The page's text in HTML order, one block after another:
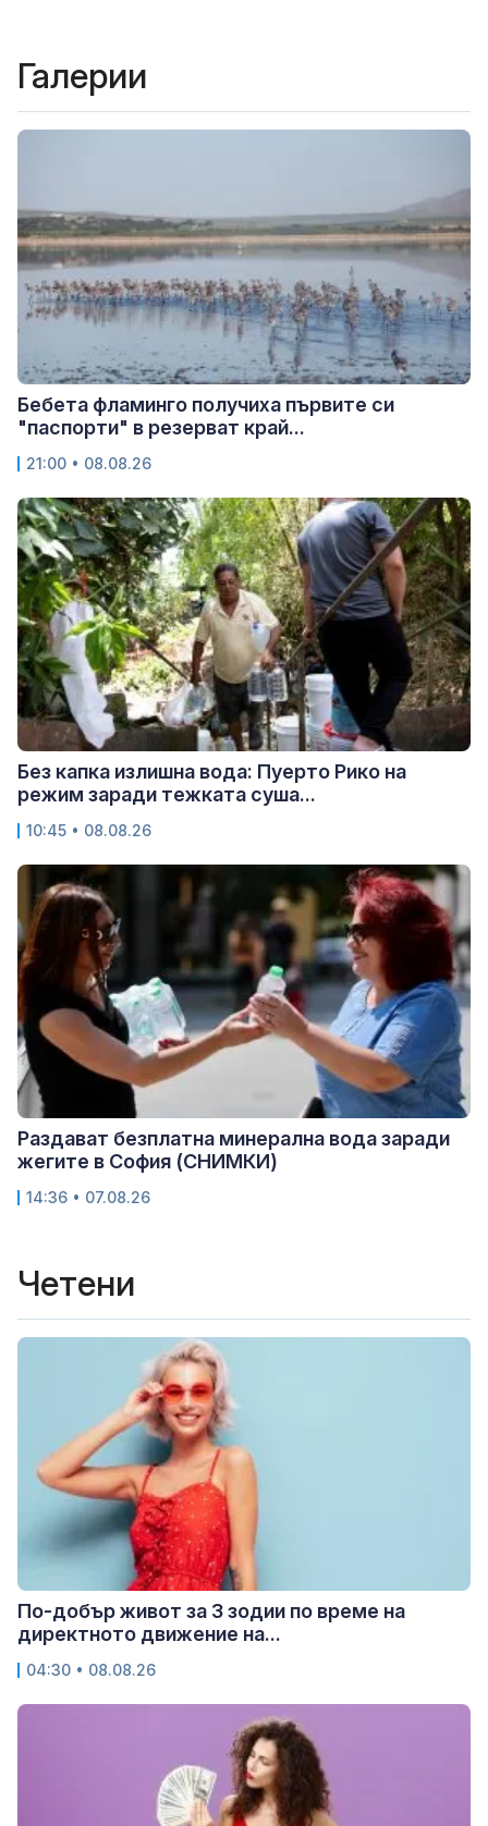
Галерии
Бебета фламинго получиха първите си
"паспорти" в резерват край...
21:00 • 08.08.26
Без капка излишна вода: Пуерто Рико на
режим заради тежката суша...
10:45 • 08.08.26
Раздават безплатна минерална вода заради
жегите в София (СНИМКИ)
14:36 • 07.08.26
Четени
По-добър живот за 3 зодии по време на
директното движение на...
04:30 • 08.08.26